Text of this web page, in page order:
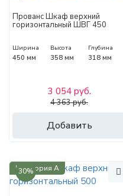
Прованс Шкаф верхний
горизонтальный ШВГ 450
Ширина
450 мм
Высота
358 мм
Глубина
318 мм
Добавить
3 054 руб.
4 363 руб.
Категория А
30%